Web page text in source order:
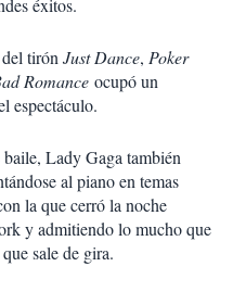
éxitos.
tirónJust Dance, Poker
Romance ocupó un
espectáculo.
baile, Lady Gaga también
al piano en temas
la que cerró la noche
y admitiendo lo mucho que
sale de gira.